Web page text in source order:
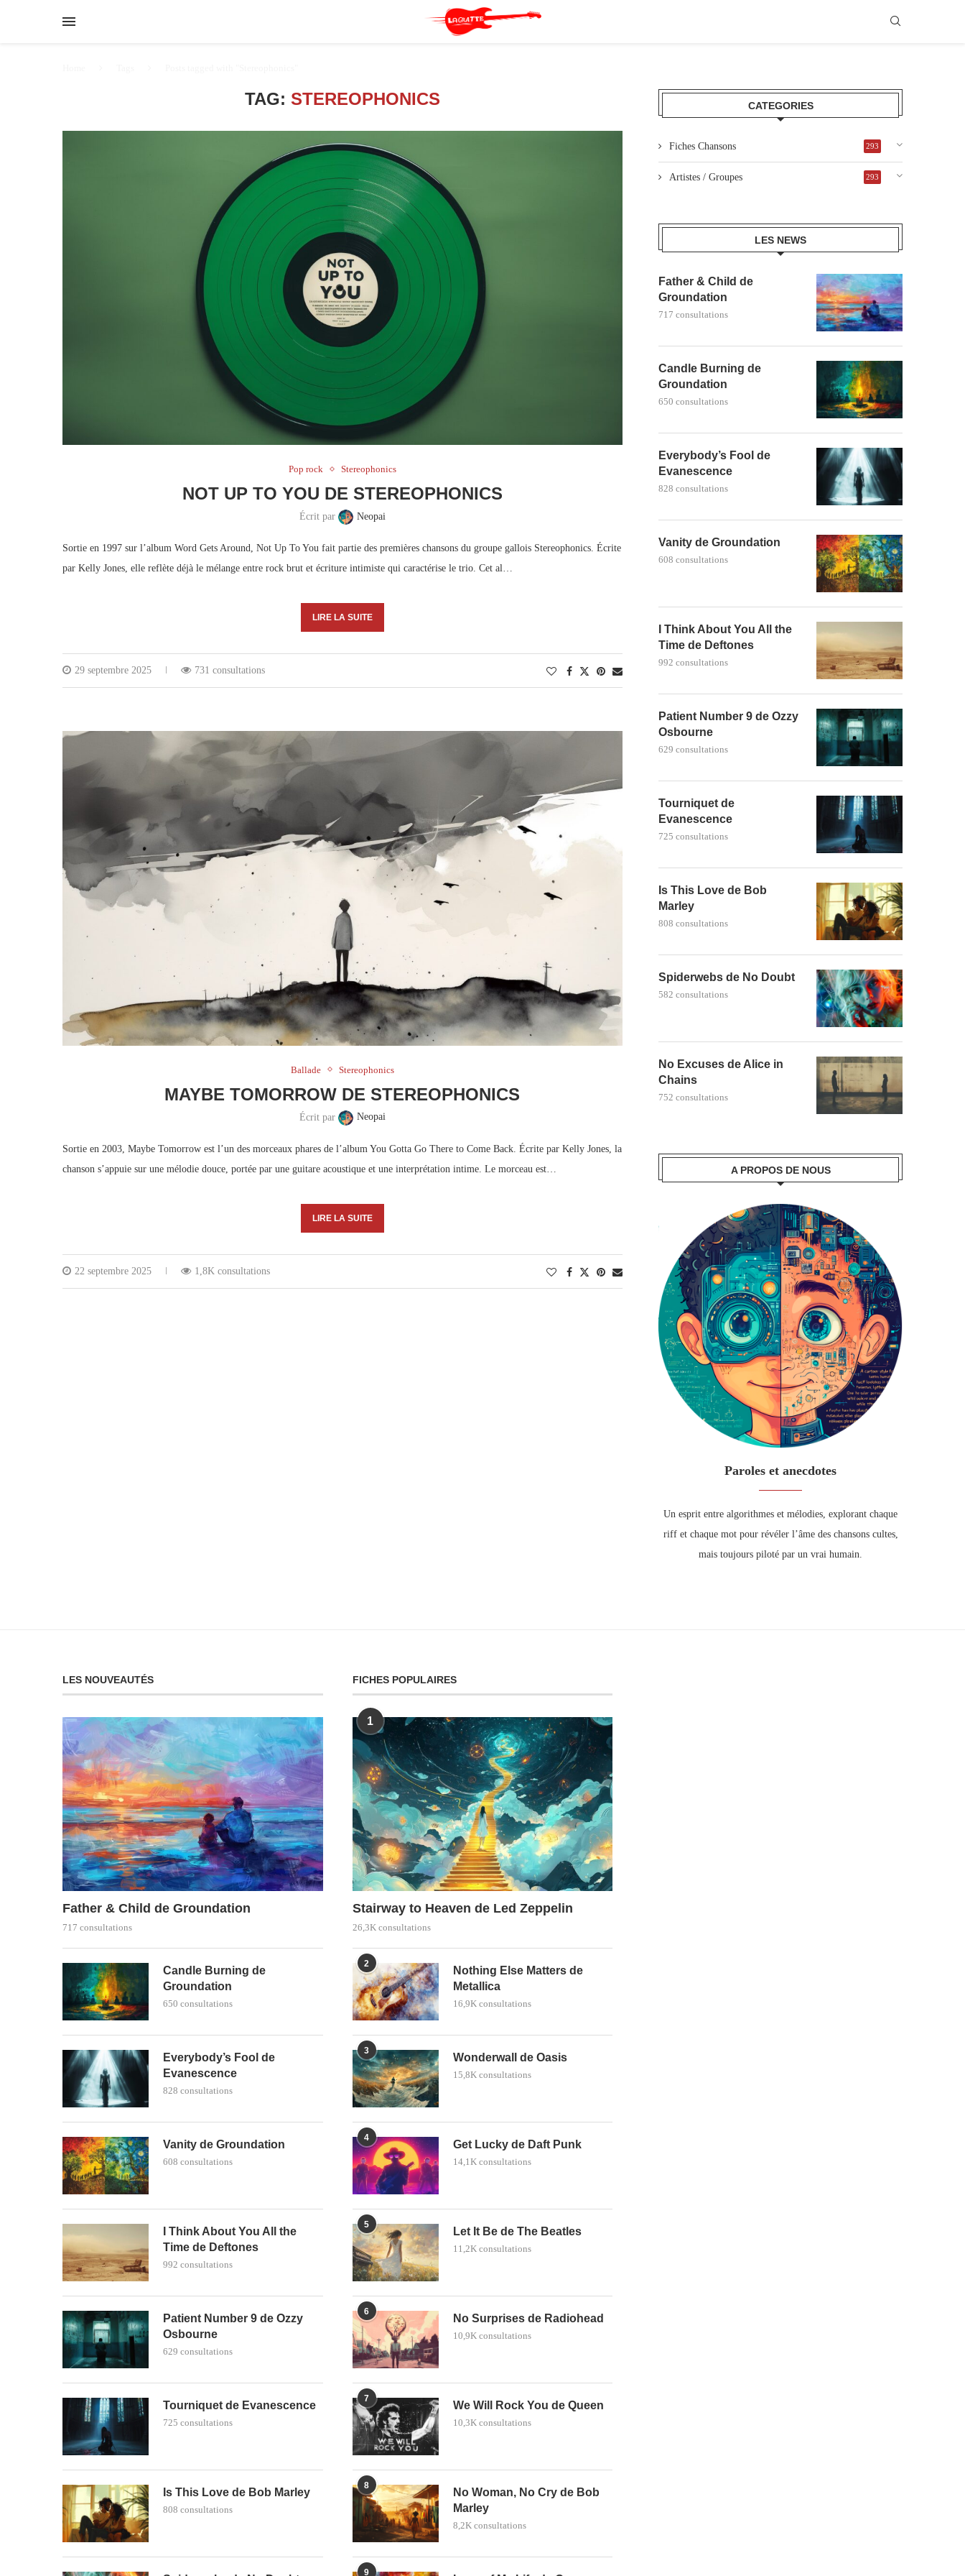
TAG: STEREOPHONICS
Pop rock Stereophonics
NOT UP TO YOU DE STEREOPHONICS
Écrit par Neopai
Sortie en 1997 sur l’album Word Gets Around, Not Up To You fait partie des premières chansons du groupe gallois Stereophonics. Écrite
par Kelly Jones, elle reflète déjà le mélange entre rock brut et écriture intimiste qui caractérise le trio. Cet al…
LIRE LA SUITE
29 septembre 2025 731 consultations
Ballade Stereophonics
MAYBE TOMORROW DE STEREOPHONICS
Écrit par Neopai
Sortie en 2003, Maybe Tomorrow est l’un des morceaux phares de l’album You Gotta Go There to Come Back. Écrite par Kelly Jones, la
chanson s’appuie sur une mélodie douce, portée par une guitare acoustique et une interprétation intime. Le morceau est…
LIRE LA SUITE
22 septembre 2025 1,8K consultations
CATEGORIES
Fiches Chansons 293
Artistes / Groupes 293
LES NEWS
Father & Child de
Groundation
717 consultations
Candle Burning de
Groundation
650 consultations
Everybody’s Fool de
Evanescence
828 consultations
Vanity de Groundation
608 consultations
I Think About You All the
Time de Deftones
992 consultations
Patient Number 9 de Ozzy
Osbourne
629 consultations
Tourniquet de
Evanescence
725 consultations
Is This Love de Bob
Marley
808 consultations
Spiderwebs de No Doubt
582 consultations
No Excuses de Alice in
Chains
752 consultations
A PROPOS DE NOUS
Paroles et anecdotes
Un esprit entre algorithmes et mélodies, explorant chaque
riff et chaque mot pour révéler l’âme des chansons cultes,
mais toujours piloté par un vrai humain.
LES NOUVEAUTÉS
Father & Child de Groundation
717 consultations
Candle Burning de
Groundation
650 consultations
Everybody’s Fool de
Evanescence
828 consultations
Vanity de Groundation
608 consultations
I Think About You All the
Time de Deftones
992 consultations
Patient Number 9 de Ozzy
Osbourne
629 consultations
Tourniquet de Evanescence
725 consultations
Is This Love de Bob Marley
808 consultations
FICHES POPULAIRES
1
Stairway to Heaven de Led Zeppelin
26,3K consultations
2
Nothing Else Matters de
Metallica
16,9K consultations
3
Wonderwall de Oasis
15,8K consultations
4
Get Lucky de Daft Punk
14,1K consultations
5
Let It Be de The Beatles
11,2K consultations
6
No Surprises de Radiohead
10,9K consultations
7
We Will Rock You de Queen
10,3K consultations
8
No Woman, No Cry de Bob
Marley
8,2K consultations
9